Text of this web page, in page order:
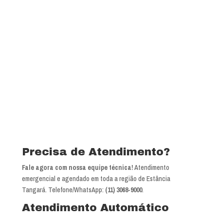
Precisa de Atendimento?
Fale agora com nossa equipe técnica!Atendimento
emergencial e agendado em toda a região de Estância
Tangará. Telefone/WhatsApp: (11) 3068-9000.
Atendimento Automático